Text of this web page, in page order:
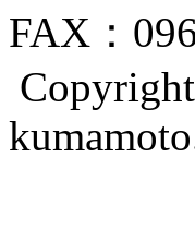
FAX：